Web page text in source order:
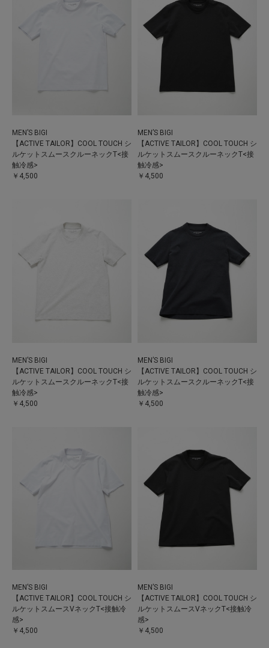
MEN’S BIGI
【ACTIVE TAILOR】COOL TOUCH シ
ルケットスムースクルーネックT<接
触冷感>
￥4,500
MEN’S BIGI
【ACTIVE TAILOR】COOL TOUCH シ
ルケットスムースクルーネックT<接
触冷感>
￥4,500
MEN’S BIGI
【ACTIVE TAILOR】COOL TOUCH シ
ルケットスムースクルーネックT<接
触冷感>
￥4,500
MEN’S BIGI
【ACTIVE TAILOR】COOL TOUCH シ
ルケットスムースクルーネックT<接
触冷感>
￥4,500
MEN’S BIGI
【ACTIVE TAILOR】COOL TOUCH シ
ルケットスムースVネックT<接触冷
感>
￥4,500
MEN’S BIGI
【ACTIVE TAILOR】COOL TOUCH シ
ルケットスムースVネックT<接触冷
感>
￥4,500